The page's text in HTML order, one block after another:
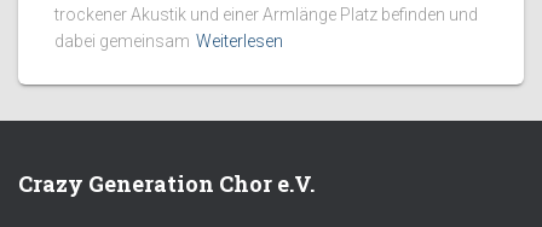
trockener Akustik und einer Armlänge Platz befinden und
dabei gemeinsam Weiterlesen
Crazy Generation Chor e.V.